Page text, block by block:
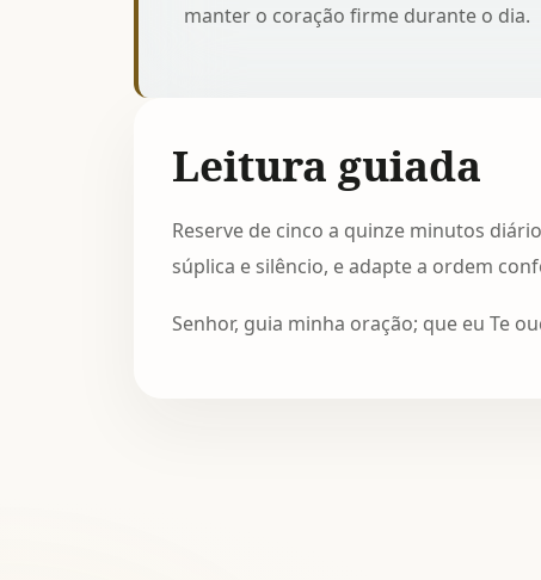
manter o coração firme durante o dia.
Leitura guiada
Reserve de cinco a quinze minutos
súplica e silêncio, e adapte a ordem
Senhor, guia minha oração; que eu Te